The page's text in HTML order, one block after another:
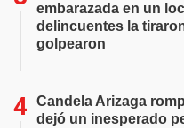
embarazada en un
delincuentes la
golpearon
Candela Arizaga
dejó un inesperado